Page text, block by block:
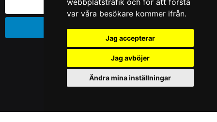
webbplatstrafik och för att förstå
var våra besökare kommer ifrån.
Jag accepterar
Jag avböjer
Ändra mina inställningar
Prenumerera